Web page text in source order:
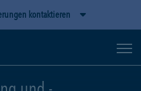
kontaktieren